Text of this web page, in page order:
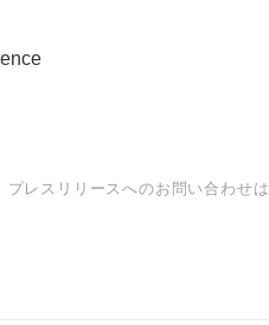
レスリリースへのお問い合わせは